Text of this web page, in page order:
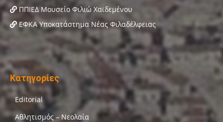
ΠΠΙΕΔ Μουσείο Φιλιώ Χαϊδεμένου
ΕΦΚΑ Υποκατάστημα Νέας Φιλαδέλφειας
Κατηγορίες
Editorial
Αθλητισμός – Νεολαία